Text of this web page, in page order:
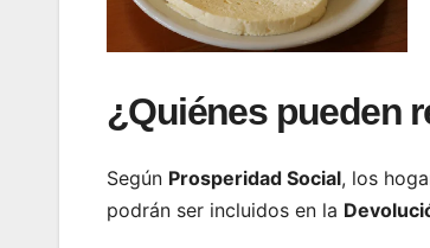
¿Quiénes pueden
Según Prosperidad Social, los
podrán ser incluidos en la